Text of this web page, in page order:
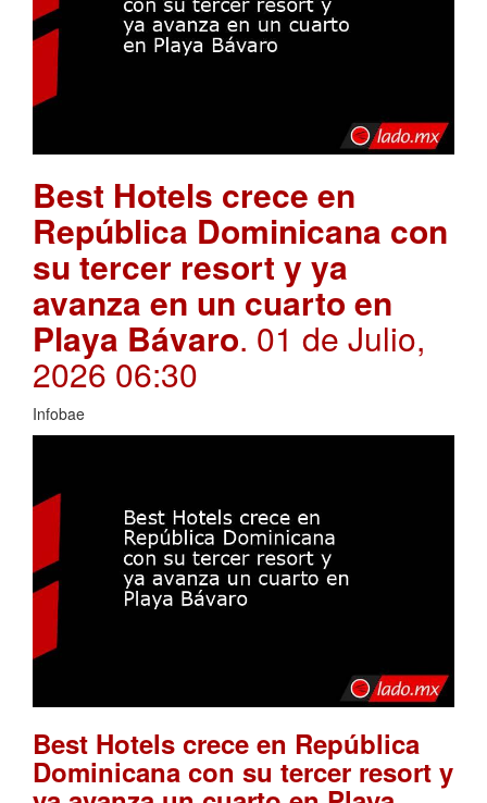
Best Hotels crece en
República Dominicana con
su tercer resort y ya
avanza en un cuarto en
Playa Bávaro. 01 de Julio,
2026 06:30
Infobae
Best Hotels crece en República
Dominicana con su tercer resort y